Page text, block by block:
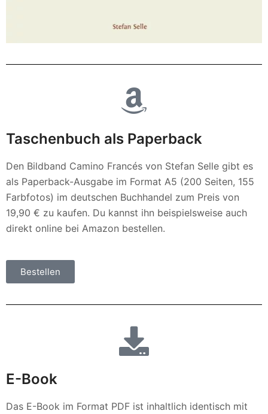
Taschenbuch als Paperback
Den Bildband Camino Francés von Stefan Selle gibt es
als Paperback-Ausgabe im Format A5 (200 Seiten, 155
Farbfotos) im deutschen Buchhandel zum Preis von
19,90 € zu kaufen. Du kannst ihn beispielsweise auch
direkt online bei Amazon bestellen.
Bestellen
E-Book
Das E-Book im Format PDF ist inhaltlich identisch mit